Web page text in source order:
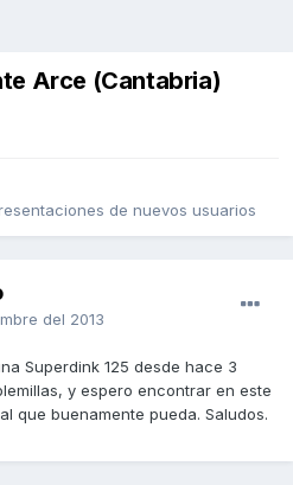
Arce (Cantabria)
de nuevos usuarios
del 2013
Superdink 125 desde hace 3
y espero encontrar en este
que buenamente pueda. Saludos.